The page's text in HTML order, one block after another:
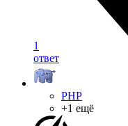
1
ответ
PHP
+1 ещё